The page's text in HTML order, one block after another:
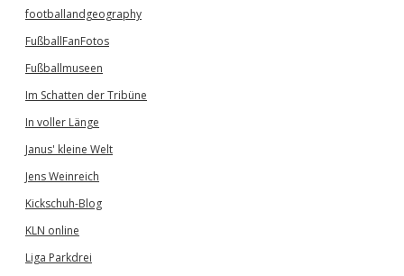
footballandgeography
FußballFanFotos
Fußballmuseen
Im Schatten der Tribüne
In voller Länge
Janus' kleine Welt
Jens Weinreich
Kickschuh-Blog
KLN online
Liga Parkdrei